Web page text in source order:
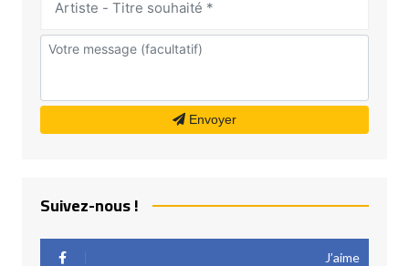
Envoyer
Suivez-nous !
J’aime